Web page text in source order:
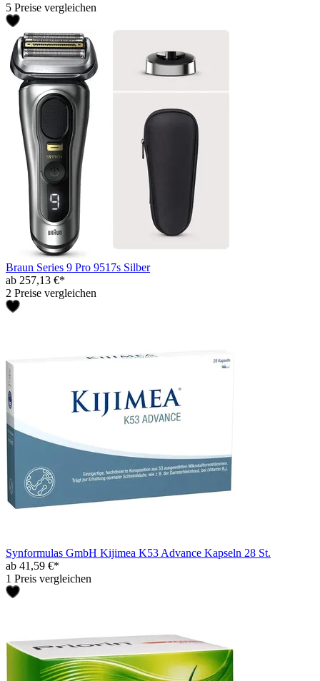
5 Preise vergleichen
Braun Series 9 Pro 9517s Silber
ab 257,13 €*
2 Preise vergleichen
Synformulas GmbH Kijimea K53 Advance Kapseln 28 St.
ab 41,59 €*
1 Preis vergleichen